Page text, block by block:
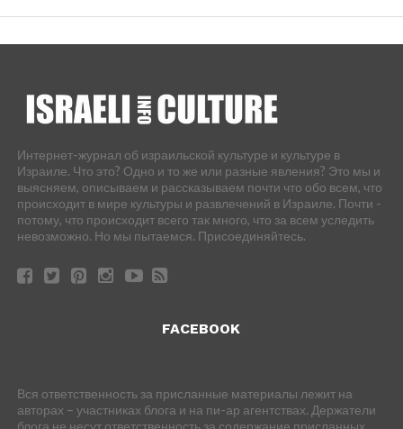
Интернет-журнал об израильской культуре и культуре в
Израиле. Что это? Одно и то же или разные явления? Это мы и
выясняем, описываем и рассказываем почти что обо всем, что
происходит в мире культуры и развлечений в Израиле. Почти -
потому, что происходит всего так много, что за всем уследить
невозможно. Но мы пытаемся. Присоединяйтесь.
FACEBOOK
Вся ответственность за присланные материалы лежит на
авторах – участниках блога и на пи-ар агентствах. Держатели